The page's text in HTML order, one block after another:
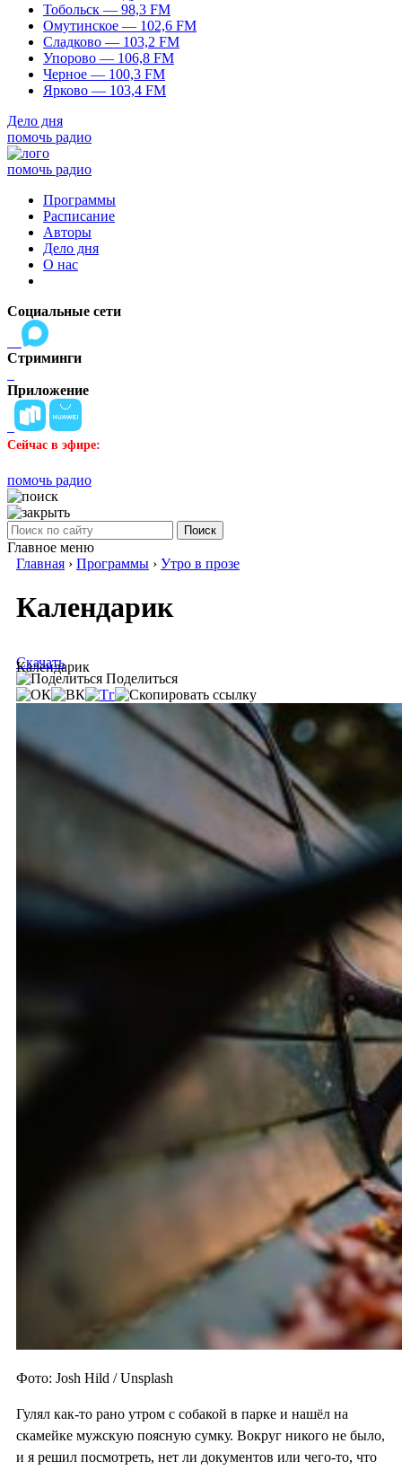
Тобольск — 98,3 FM
Омутинское — 102,6 FM
Сладково — 103,2 FM
Упорово — 106,8 FM
Черное — 100,3 FM
Ярково — 103,4 FM
Дело дня
помочь радио
помочь радио
Программы
Расписание
Авторы
Дело дня
О нас
Социальные сети
Стриминги
Приложение
Сейчас в эфире:
помочь радио
Поиск
Главное меню
Главная › Программы › Утро в прозе
Календарик
Календарик
Скачать
Поделиться
Фото: Josh Hild / Unsplash
Гулял как-то рано утром с собакой в парке и нашёл на
скамейке мужскую поясную сумку. Вокруг никого не было,
и я решил посмотреть, нет ли документов или чего-то, что